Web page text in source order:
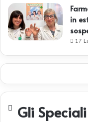
in
17
Gli